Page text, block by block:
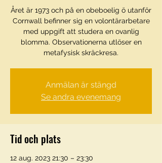
Året är 1973 och på en obeboelig ö utanför
Cornwall befinner sig en volontärarbetare
med uppgift att studera en ovanlig
blomma. Observationerna utlöser en
metafysisk skräckresa.
Anmälan är stängd
Se andra evenemang
Tid och plats
12 aug. 2023 21:30 – 23:30